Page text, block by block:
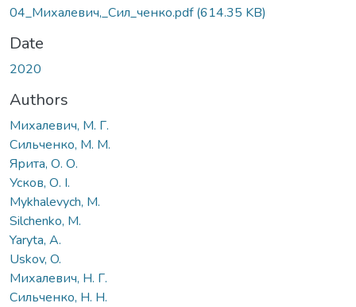
04_Михалевич,_Сил_ченко.pdf(614.35 KB)
Date
2020
Authors
Михалевич, М. Г.
Сильченко, М. М.
Ярита, О. О.
Усков, О. І.
Mykhalevych, M.
Silchenko, M.
Yaryta, A.
Uskov, O.
Михалевич, Н. Г.
Сильченко, Н. Н.